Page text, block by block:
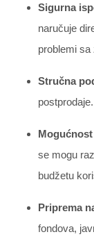
Sigurna
naručuje
problemi sa
Stručna
postprodaje.
se mogu
budžetu
Priprema
fondova,